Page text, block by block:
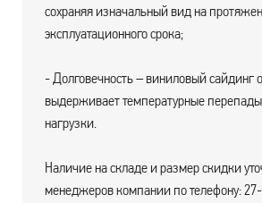
сохраняя изначальный вид на
эксплуатационного срока;
- Долговечность – виниловый сайдинг
выдерживает температурные
нагрузки.
Наличие на складе и размер скидки
менеджеров компании по телефону: